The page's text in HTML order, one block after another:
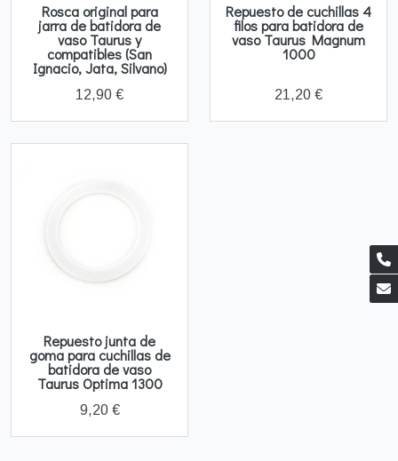
Rosca original para
jarra de batidora de
vaso Taurus y
compatibles (San
Ignacio, Jata, Silvano)
12,90 €
Repuesto de cuchillas 4
filos para batidora de
vaso Taurus Magnum
1000
21,20 €
Repuesto junta de
goma para cuchillas de
batidora de vaso
Taurus Optima 1300
9,20 €